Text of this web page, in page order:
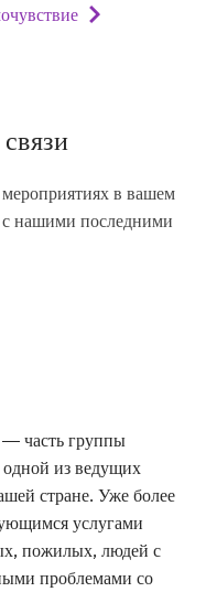
в вашем
с нашими последними
часть группы
из ведущих
стране. Уже более
услугами
пожилых, людей с
проблемами со